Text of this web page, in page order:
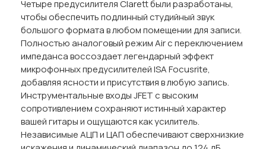
Четыре предусилителя Clarett были разработаны,
чтобы обеспечить подлинный студийный звук
большого формата в любом помещении для записи.
Полностью аналоговый режим Air с переключением
импеданса воссоздает легендарный эффект
микрофонных предусилителей ISA Focusrite,
добавляя ясности и присутствия в любую запись.
Инструментальные входы JFET с высоким
сопротивлением сохраняют истинный характер
вашей гитары и ощущаются как усилитель.
Независимые АЦП и ЦАП обеспечивают сверхнизкие